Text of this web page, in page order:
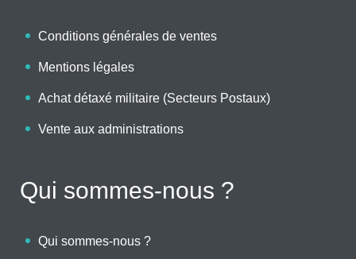
Conditions générales de ventes
Mentions légales
Achat détaxé militaire (Secteurs Postaux)
Vente aux administrations
Qui sommes-nous ?
Qui sommes-nous ?